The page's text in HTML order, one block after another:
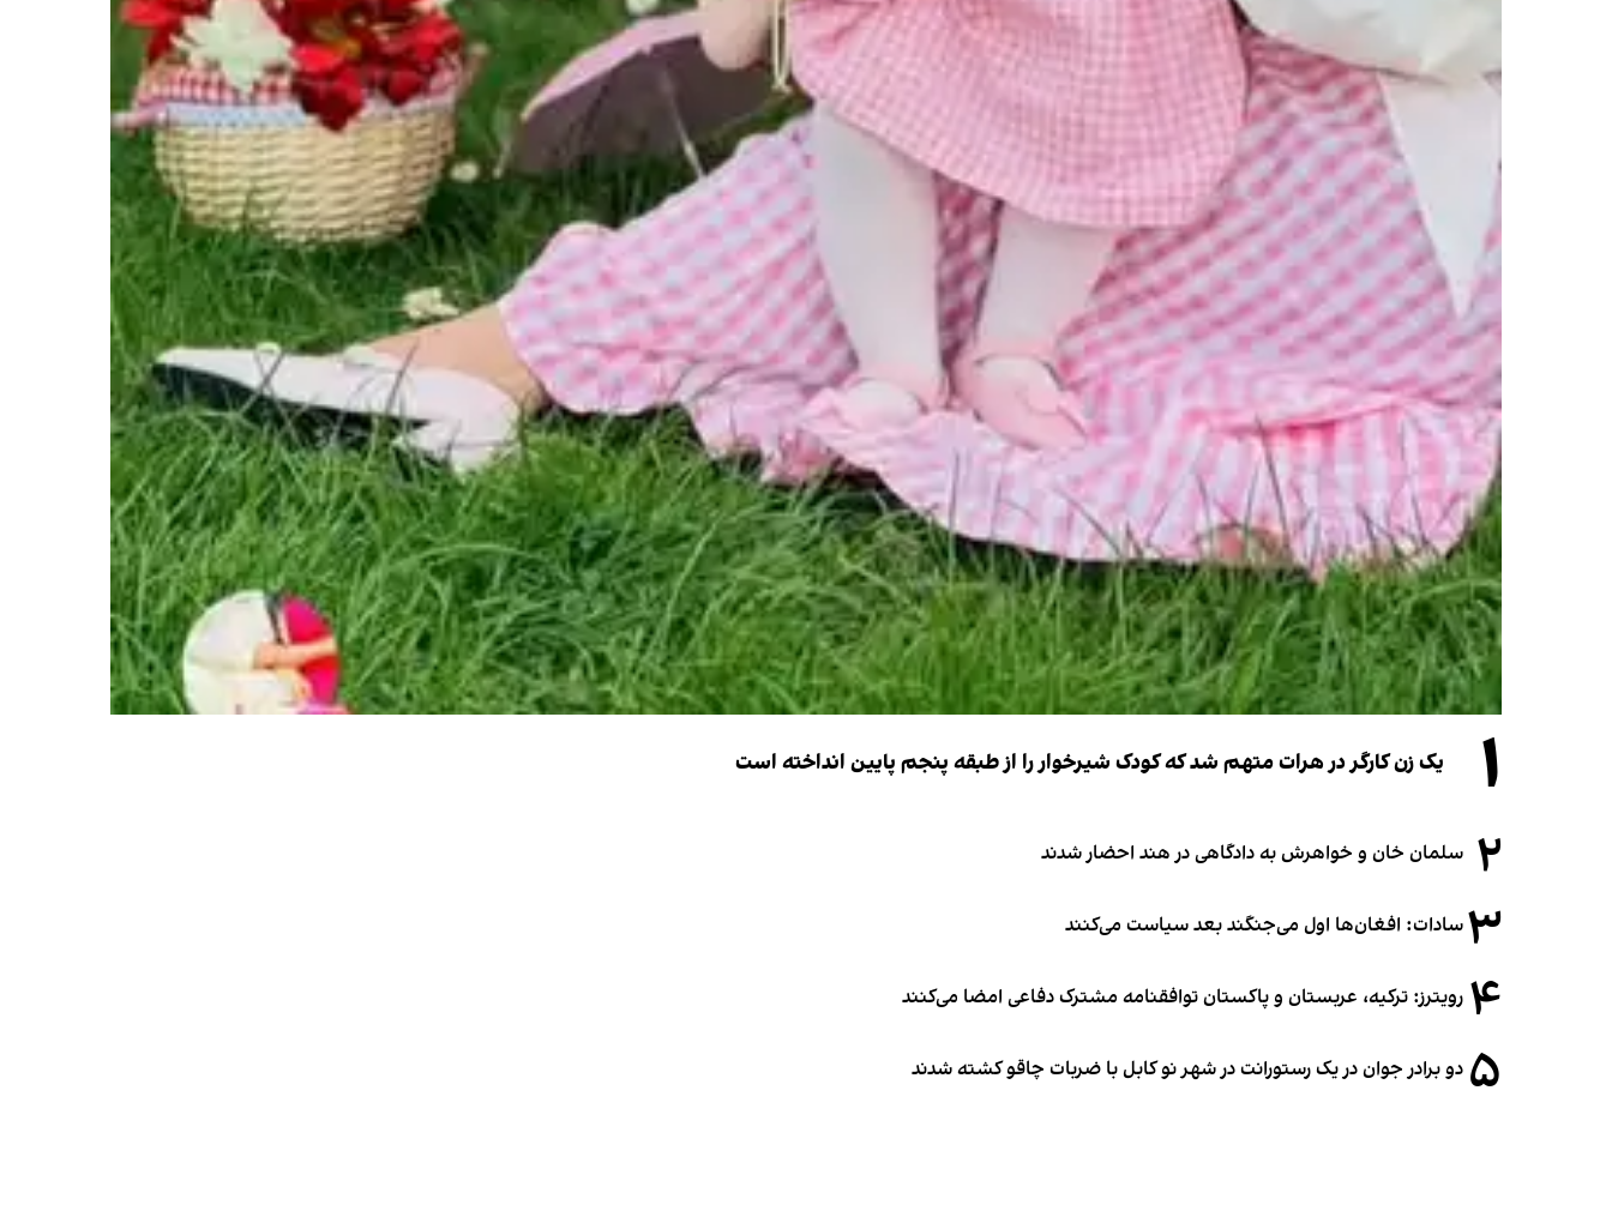
۱ یک زن کارگر در هرات متهم شد که کودک شیرخوار را از طبقه پنجم پایین انداخته است
۲ سلمان خان و خواهرش به دادگاهی در هند احضار شدند
۳سادات: افغان‌ها اول می‌جنگند بعد سیاست می‌کنند
۴ رویترز: ترکیه، عربستان و پاکستان توافقنامه مشترک دفاعی امضا می‌کنند
۵ دو برادر جوان در یک رستورانت در شهر نو کابل با ضربات چاقو کشته شدند